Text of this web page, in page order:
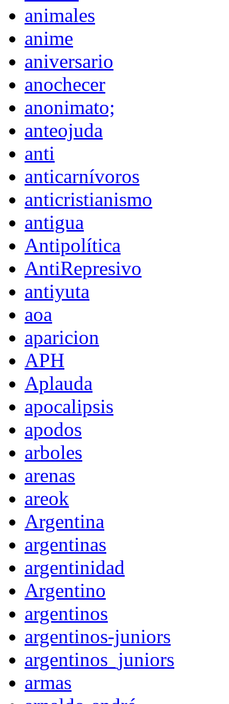
animales
anime
aniversario
anochecer
anonimato;
anteojuda
anti
anticarnívoros
anticristianismo
antigua
Antipolítica
AntiRepresivo
antiyuta
aoa
aparicion
APH
Aplauda
apocalipsis
apodos
arboles
arenas
areok
Argentina
argentinas
argentinidad
Argentino
argentinos
argentinos-juniors
argentinos_juniors
armas